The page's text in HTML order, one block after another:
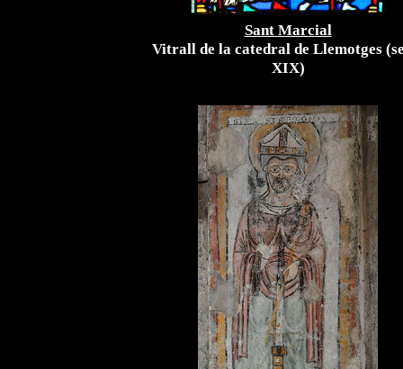
Sant Marcial
Vitrall de la catedral de Llemotges
XIX)